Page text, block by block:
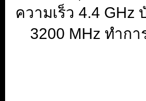
ความเร็ว 4.4
3200 MHz ทำก